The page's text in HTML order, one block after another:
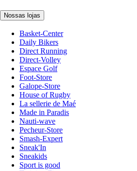
Nossas lojas
Basket-Center
Daily Bikers
Direct Running
Direct-Volley
Espace Golf
Foot-Store
Galope-Store
House of Rugby
La sellerie de Maé
Made in Paradis
Nauti-wave
Pecheur-Store
Smash-Expert
Sneak'In
Sneakids
Sport is good